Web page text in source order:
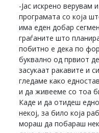
-Јас искрено верувам
програмата со која
има еден добар
граѓаните што
побитно е дека по
буквално од првиот
засукаат ракавите и
гледаме како
и да живееме со тоа
Каде и да отидеш
некој, за било која
мораш да побараш